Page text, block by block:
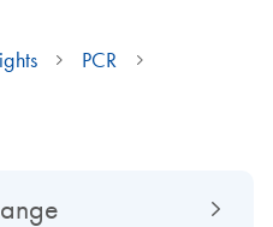
PCR